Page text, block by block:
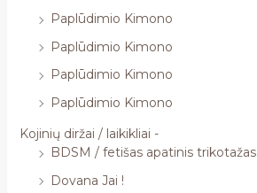
Paplūdimio Kimono
Paplūdimio Kimono
Paplūdimio Kimono
Paplūdimio Kimono
Kojinių diržai / laikikliai -
BDSM / fetišas apatinis trikotažas
Dovana Jai !